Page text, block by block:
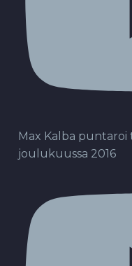
Max Kalba
joulukuussa 2016